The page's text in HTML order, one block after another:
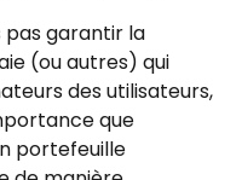
pas garantir la
(ou autres) qui
des utilisateurs,
que
portefeuille